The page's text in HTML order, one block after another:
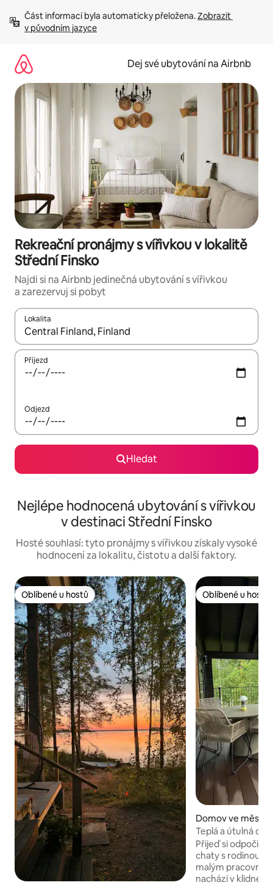
obsah
Část informací byla automaticky přeložena. Zobrazit
v původním jazyce
Dej své ubytování na Airbnb
Rekreační pronájmy s vířivkou v lokalitě
Střední Finsko
Najdi si na Airbnb jedinečná ubytování s vířivkou
a zarezervuj si pobyt
Lokalita
Až budou výsledky k dispozici, můžeš si je procházet pomocí
Příjezd
Odjezd
Hledat
Nejlépe hodnocená ubytování s vířivkou
v destinaci Střední Finsko
Hosté souhlasí: tyto pronájmy s vířivkou získaly vysoké
hodnocení za lokalitu, čistotu a další faktory.
Oblíbené u hostů
Oblíbené u hostů Oblíbené u hostů
Oblíbené u hostů
Domov ve městě
Teplá a útulná
Přijeď si
chaty s rodinou,
malým
nachází v klidné